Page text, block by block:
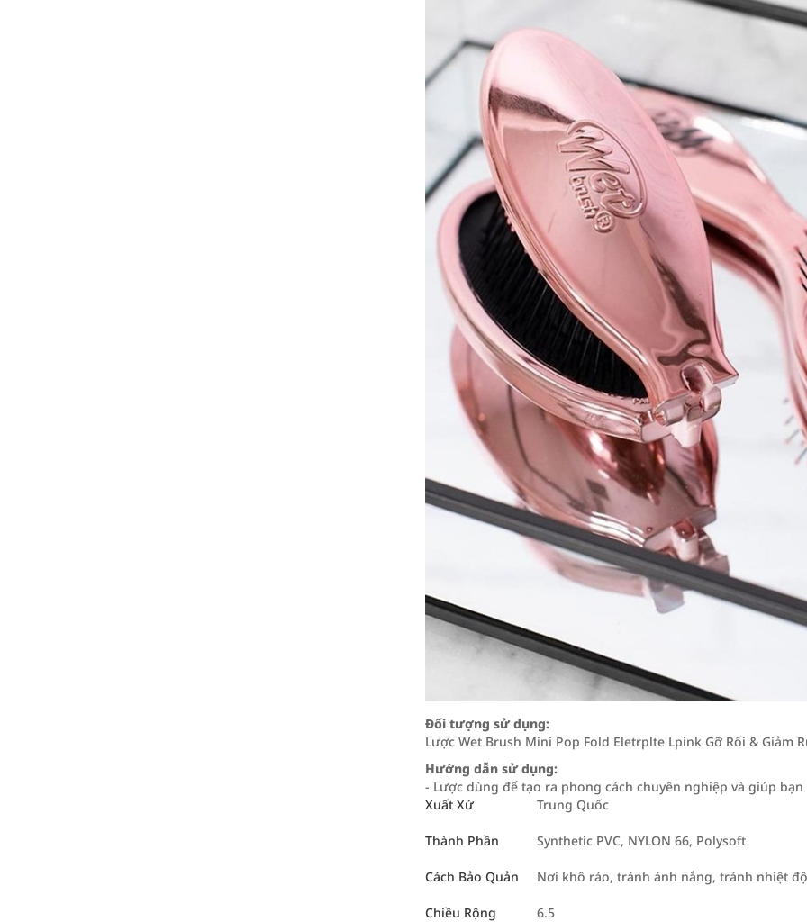
Đối tượng sử dụng:
Lược Wet Brush Mini Pop Fold Eletrplte Lpink Gỡ Rối &
Hướng dẫn sử dụng:
- Lược dùng để tạo ra phong cách chuyên nghiệp và giúp
Xuất Xứ
Trung Quốc
Thành Phần Synthetic PVC, NYLON 66, Polysoft
Cách Bảo Quản Nơi khô ráo, tránh ánh nắng, tránh nhiệt
Chiều Rộng 6.5